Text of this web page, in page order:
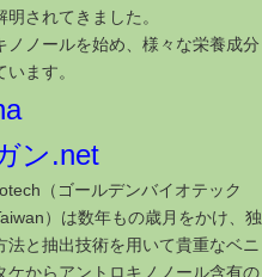
明されてきました。
ノノールを始め、様々な栄養成分
います。
ン.net
（ゴールデンバイオテック
）は数年もの歳月をかけ、独
法と抽出技術を用いて貴重なベニ
ケからアントロキノノール含有の